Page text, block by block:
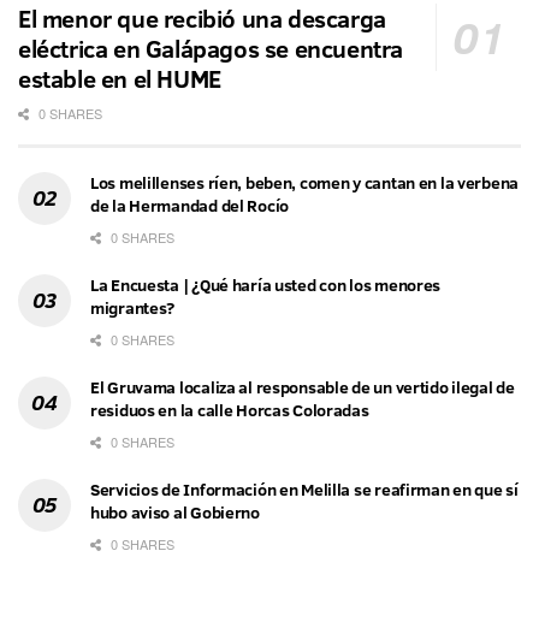
El menor que recibió una descarga
eléctrica en Galápagos se encuentra
estable en el HUME
0 SHARES
Los melillenses ríen, beben, comen y cantan en la verbena
de la Hermandad del Rocío
0 SHARES
La Encuesta | ¿Qué haría usted con los menores
migrantes?
0 SHARES
El Gruvama localiza al responsable de un vertido ilegal de
residuos en la calle Horcas Coloradas
0 SHARES
Servicios de Información en Melilla se reafirman en que sí
hubo aviso al Gobierno
0 SHARES